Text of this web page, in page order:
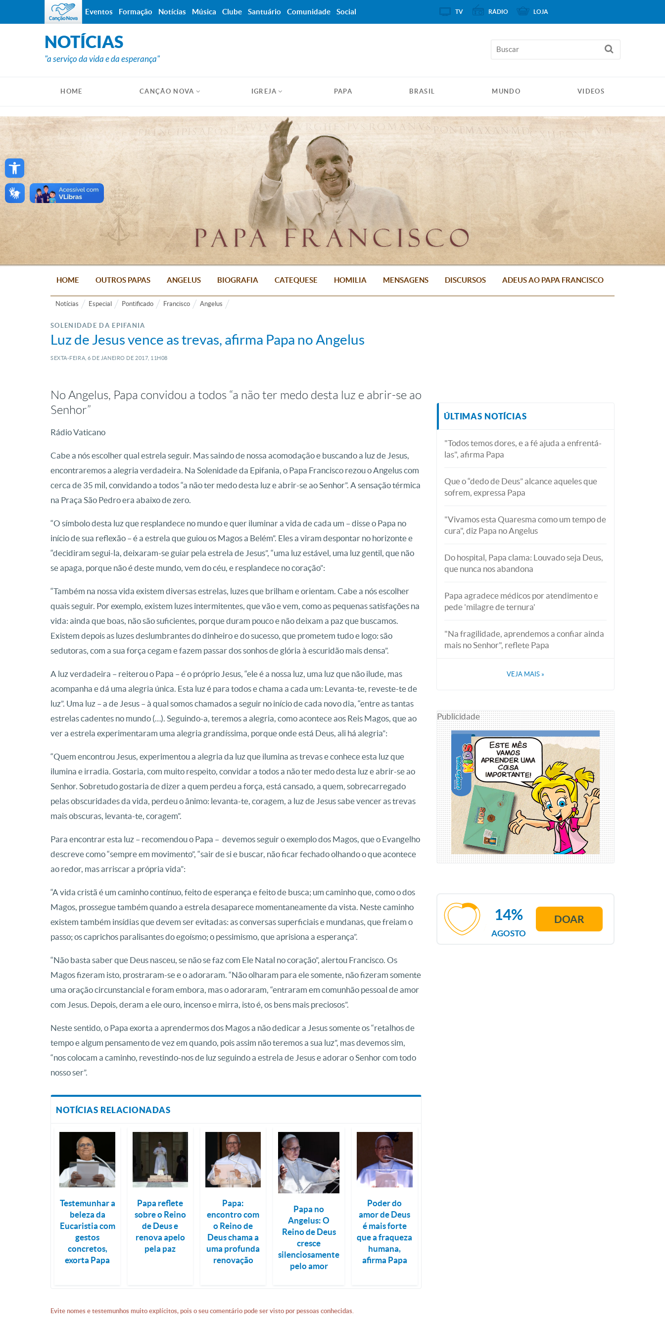
Open toolbar
NOTÍCIAS
"a serviço da vida e da esperança"
HOME CANÇÃO NOVA IGREJA PAPA BRASIL MUNDO VIDEOS
HOME OUTROS PAPAS ANGELUS BIOGRAFIA CATEQUESE HOMILIA MENSAGENS DISCURSOS ADEUS AO PAPA FRANCISCO
Notícias Especial Pontificado Francisco Angelus
SOLENIDADE DA EPIFANIA
Luz de Jesus vence as trevas, afirma Papa no Angelus
SEXTA-FEIRA, 6 DE JANEIRO DE 2017, 11H08
No Angelus, Papa convidou a todos “a não ter medo desta luz e abrir-se ao
Senhor”
Rádio Vaticano
Cabe a nós escolher qual estrela seguir. Mas saindo de nossa acomodação e buscando a luz de Jesus,
encontraremos a alegria verdadeira. Na Solenidade da Epifania, o Papa Francisco rezou o Angelus com
cerca de 35 mil, convidando a todos “a não ter medo desta luz e abrir-se ao Senhor”. A sensação térmica
na Praça São Pedro era abaixo de zero.
“O símbolo desta luz que resplandece no mundo e quer iluminar a vida de cada um – disse o Papa no
início de sua reflexão – é a estrela que guiou os Magos a Belém”. Eles a viram despontar no horizonte e
“decidiram segui-la, deixaram-se guiar pela estrela de Jesus”, “uma luz estável, uma luz gentil, que não
se apaga, porque não é deste mundo, vem do céu, e resplandece no coração”:
“Também na nossa vida existem diversas estrelas, luzes que brilham e orientam. Cabe a nós escolher
quais seguir. Por exemplo, existem luzes intermitentes, que vão e vem, como as pequenas satisfações na
vida: ainda que boas, não são suficientes, porque duram pouco e não deixam a paz que buscamos.
Existem depois as luzes deslumbrantes do dinheiro e do sucesso, que prometem tudo e logo: são
sedutoras, com a sua força cegam e fazem passar dos sonhos de glória à escuridão mais densa”.
A luz verdadeira – reiterou o Papa – é o próprio Jesus, “ele é a nossa luz, uma luz que não ilude, mas
acompanha e dá uma alegria única. Esta luz é para todos e chama a cada um: Levanta-te, reveste-te de
luz”. Uma luz – a de Jesus – à qual somos chamados a seguir no início de cada novo dia, “entre as tantas
estrelas cadentes no mundo (…). Seguindo-a, teremos a alegria, como acontece aos Reis Magos, que ao
ver a estrela experimentaram uma alegria grandíssima, porque onde está Deus, ali há alegria”:
“Quem encontrou Jesus, experimentou a alegria da luz que ilumina as trevas e conhece esta luz que
ilumina e irradia. Gostaria, com muito respeito, convidar a todos a não ter medo desta luz e abrir-se ao
Senhor. Sobretudo gostaria de dizer a quem perdeu a força, está cansado, a quem, sobrecarregado
pelas obscuridades da vida, perdeu o ânimo: levanta-te, coragem, a luz de Jesus sabe vencer as trevas
mais obscuras, levanta-te, coragem”.
Para encontrar esta luz – recomendou o Papa – devemos seguir o exemplo dos Magos, que o Evangelho
descreve como “sempre em movimento”, “sair de si e buscar, não ficar fechado olhando o que acontece
ao redor, mas arriscar a própria vida”:
“A vida cristã é um caminho contínuo, feito de esperança e feito de busca; um caminho que, como o dos
Magos, prossegue também quando a estrela desaparece momentaneamente da vista. Neste caminho
existem também insídias que devem ser evitadas: as conversas superficiais e mundanas, que freiam o
passo; os caprichos paralisantes do egoísmo; o pessimismo, que aprisiona a esperança”.
“Não basta saber que Deus nasceu, se não se faz com Ele Natal no coração”, alertou Francisco. Os
Magos fizeram isto, prostraram-se e o adoraram. “Não olharam para ele somente, não fizeram somente
uma oração circunstancial e foram embora, mas o adoraram, “entraram em comunhão pessoal de amor
com Jesus. Depois, deram a ele ouro, incenso e mirra, isto é, os bens mais preciosos”.
Neste sentido, o Papa exorta a aprendermos dos Magos a não dedicar a Jesus somente os “retalhos de
tempo e algum pensamento de vez em quando, pois assim não teremos a sua luz”, mas devemos sim,
“nos colocam a caminho, revestindo-nos de luz seguindo a estrela de Jesus e adorar o Senhor com todo
nosso ser”.
NOTÍCIAS RELACIONADAS
Testemunhar a
beleza da
Eucaristia com
gestos
concretos,
exorta Papa
Papa reflete
sobre o Reino
de Deus e
renova apelo
pela paz
Papa:
encontro com
o Reino de
Deus chama a
uma profunda
renovação
Papa no
Angelus: O
Reino de Deus
cresce
silenciosamente
pelo amor
Poder do
amor de Deus
é mais forte
que a fraqueza
humana,
afirma Papa
Evite nomes e testemunhos muito explícitos, pois o seu comentário pode ser visto por pessoas conhecidas.
ÚLTIMAS NOTÍCIAS
"Todos temos dores, e a fé ajuda a enfrentá-
las", afirma Papa
Que o “dedo de Deus” alcance aqueles que
sofrem, expressa Papa
"Vivamos esta Quaresma como um tempo de
cura", diz Papa no Angelus
Do hospital, Papa clama: Louvado seja Deus,
que nunca nos abandona
Papa agradece médicos por atendimento e
pede 'milagre de ternura'
"Na fragilidade, aprendemos a confiar ainda
mais no Senhor", reflete Papa
VEJA MAIS »
Publicidade
AGOSTO
14% DOAR
Eventos Formação Notícias Música Clube Santuário Comunidade Social TV RÁDIO LOJA